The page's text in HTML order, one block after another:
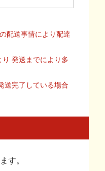
配送事情により配達
発送までにより多
送完了している場合
す。